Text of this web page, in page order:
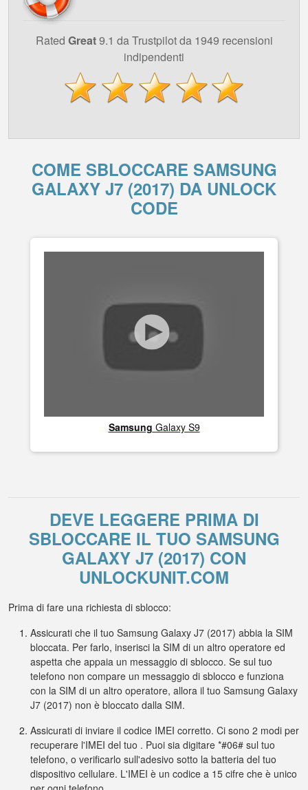
Rated Great9.1 da Trustpilot da 1949 recensioni
indipendenti
COME SBLOCCARE SAMSUNG
GALAXY J7 (2017) DA UNLOCK
CODE
Samsung Galaxy S9
DEVE LEGGERE PRIMA DI
SBLOCCARE IL TUO SAMSUNG
GALAXY J7 (2017) CON
UNLOCKUNIT.COM
Prima di fare una richiesta di sblocco:
Assicurati che il tuo Samsung Galaxy J7 (2017) abbia la SIM
bloccata. Per farlo, inserisci la SIM di un altro operatore ed
aspetta che appaia un messaggio di sblocco. Se sul tuo
telefono non compare un messaggio di sblocco e funziona
con la SIM di un altro operatore, allora il tuo Samsung Galaxy
J7 (2017) non è bloccato dalla SIM.
Assicurati di inviare il codice IMEI corretto. Ci sono 2 modi per
recuperare l'IMEI del tuo . Puoi sia digitare *#06# sul tuo
telefono, o verificarlo sull'adesivo sotto la batteria del tuo
dispositivo cellulare. L'IMEI è un codice a 15 cifre che è unico